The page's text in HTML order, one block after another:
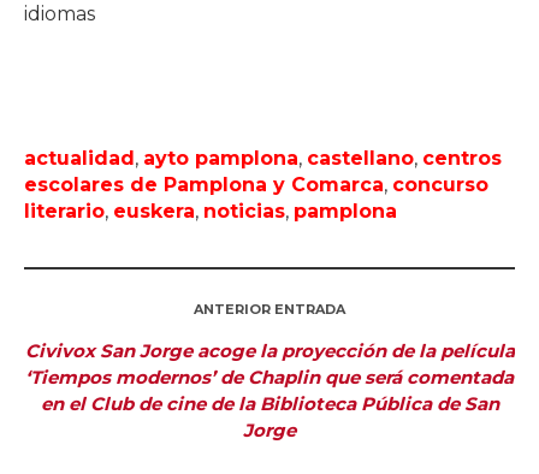
idiomas
actualidad, ayto pamplona, castellano, centros
escolares de Pamplona y Comarca, concurso
literario, euskera, noticias, pamplona
ANTERIOR ENTRADA
Civivox San Jorge acoge la proyección de la película
‘Tiempos modernos’ de Chaplin que será comentada
en el Club de cine de la Biblioteca Pública de San
Jorge